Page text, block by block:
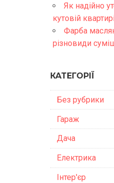
Як надійно
кутовій
Фарба
різновиди
КАТЕГОРІЇ
Без рубрики
Гараж
Дача
Електрика
Інтер'єр